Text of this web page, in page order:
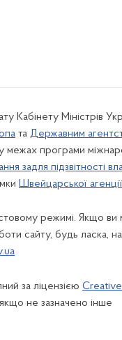
Кабінету Міністрів
та Державним
межах програми
задля підзвітності
Швейцарської
режимі. Якщо ви
сайту, будь ласка,
за ліцензією
не зазначено інше